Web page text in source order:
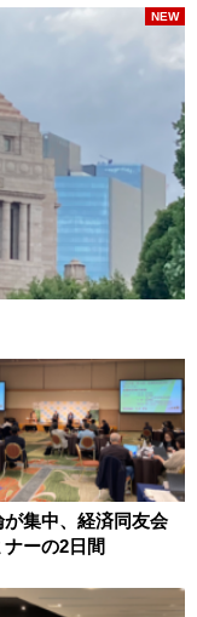
NEW
集中、経済同友会
ーの2日間